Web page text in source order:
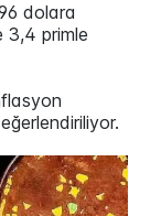
dolara
3,4 primle